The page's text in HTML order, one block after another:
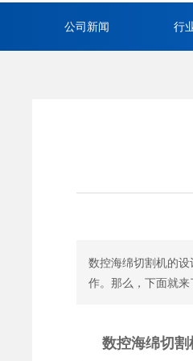
公司新闻 行
数控海绵切割机的
作。那么，下面就来
数控海绵切割